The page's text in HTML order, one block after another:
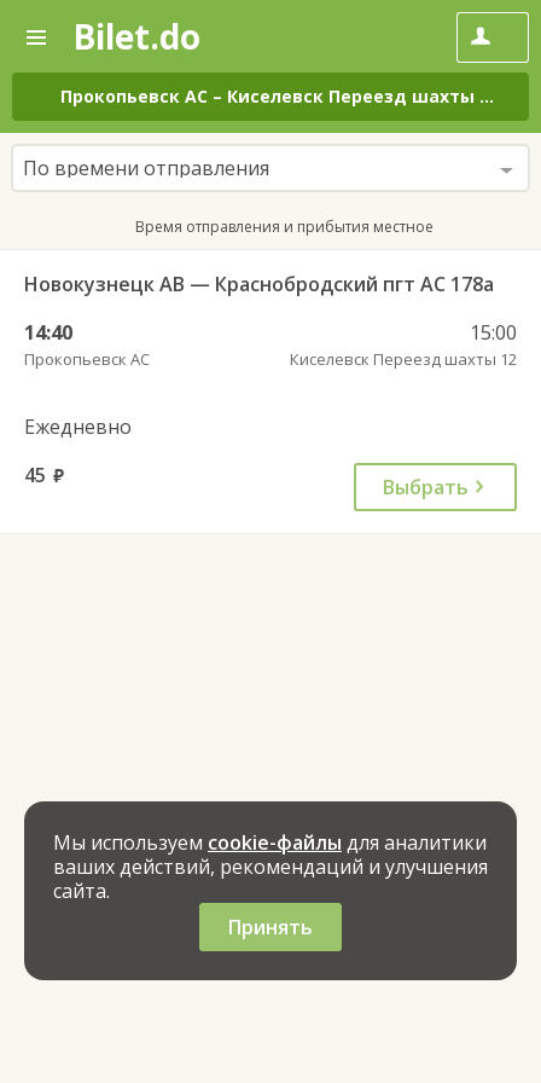
—
Поиск
и
покупка
билетов
на
автобус
онлайн
Bilet.do
Прокопьевск АС – Киселевск Переезд шахты 12
По времени отправления
Время отправления и прибытия местное
Новокузнецк АВ — Краснобродский пгт АС 178а
14:40
Прокопьевск АС
15:00
Киселевск Переезд шахты 12
Ежедневно
45 руб. Выбрать
Мы используем cookie-файлы для аналитики
ваших действий, рекомендаций и улучшения
сайта.
Принять